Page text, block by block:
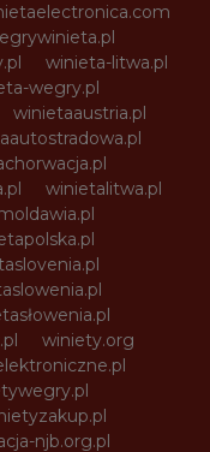
winieta-litwa.pl
wegry.pl
winietaaustria.pl
winietalitwa.pl
winiety.org
njb.org.pl